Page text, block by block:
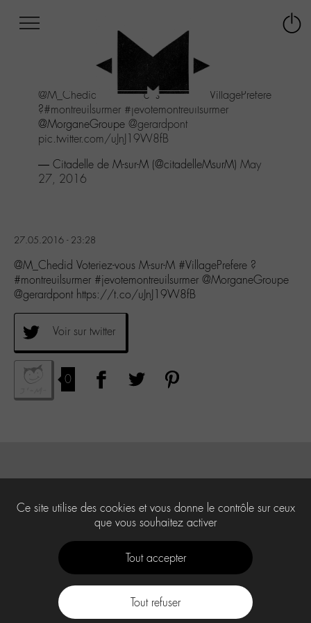
au
menu
Aller
contenu
Aller
@M_Chedid Voteriez-vous M-sur-M
#VillagePrefere
?#montreuilsurmer #jevotemontreuilsurmer
@MorganeGroupe @gerardpont
pic.twitter.com/uJnJ19W8fB
— Citadelle de M-sur-M (@citadelleMsurM) May
27, 2016
27.05.2016 - 23:28
@M_Chedid Voteriez-vous M-sur-M #VillagePrefere ?
#montreuilsurmer #jevotemontreuilsurmer @MorganeGroupe
@gerardpont https://t.co/uJnJ19W8fB
Voir sur twitter
0
Ce site utilise des cookies et vous donne le contrôle sur ceux
que vous souhaitez activer
Tout accepter
Tout refuser